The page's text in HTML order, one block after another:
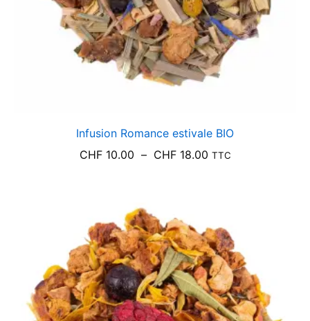
Infusion Romance estivale BIO
CHF10.00 – CHF18.00Plage
à
CHF 18.00
TTC